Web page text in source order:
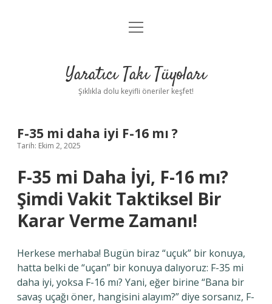
Anasayfa
Yasal Uyarı
menüyü
Yaratıcı Takı Tüyoları
Şıklıkla dolu keyifli öneriler keşfet!
F-35 mi daha iyi F-16 mı ?
Tarih: Ekim 2, 2025
F-35 mi Daha İyi, F-16 mı?
Şimdi Vakit Taktiksel Bir
Karar Verme Zamanı!
Herkese merhaba! Bugün biraz “uçuk” bir konuya,
hatta belki de “uçan” bir konuya dalıyoruz: F-35 mi
daha iyi, yoksa F-16 mı? Yani, eğer birine “Bana bir
savaş uçağı öner, hangisini alayım?” diye sorsanız, F-